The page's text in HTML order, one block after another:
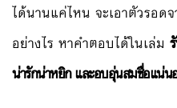
ได้นานแค่ไหน จะเอาตัวรอด
อย่างไร หาคำตอบได้ในเล่ม
น่ารักน่าหยิก และอบอุ่นสมชื่อแน่น